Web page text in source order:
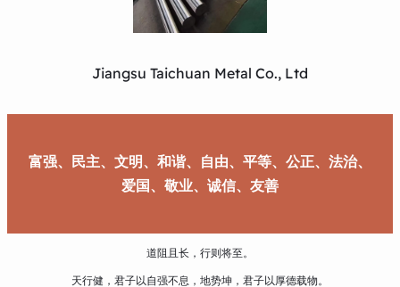
Jiangsu Taichuan Metal Co., Ltd
富强、民主、文明、和谐、自由、平等、公正、法治、
爱国、敬业、诚信、友善
道阻且长，行则将至。
天行健，君子以自强不息，地势坤，君子以厚德载物。